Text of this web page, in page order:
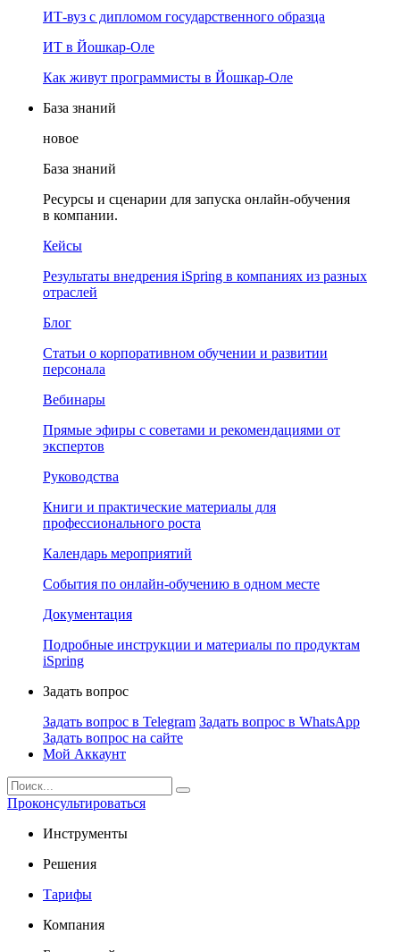
ИТ-вуз с дипломом государственного образца
ИТ в Йошкар-Оле
Как живут программисты в Йошкар‑Оле
База знаний
новое
База знаний
Ресурсы и сценарии для запуска онлайн-обучения
в компании.
Кейсы
Результаты внедрения iSpring в компаниях из разных
отраслей
Блог
Статьи о корпоративном обучении и развитии
персонала
Вебинары
Прямые эфиры с советами и рекомендациями от
экспертов
Руководства
Книги и практические материалы для
профессионального роста
Календарь мероприятий
События по онлайн-обучению в одном месте
Документация
Подробные инструкции и материалы по продуктам
iSpring
Задать вопрос
Задать вопрос в Telegram Задать вопрос в WhatsApp
Задать вопрос на сайте
Мой Аккаунт
Проконсультироваться
Инструменты
Решения
Тарифы
Компания